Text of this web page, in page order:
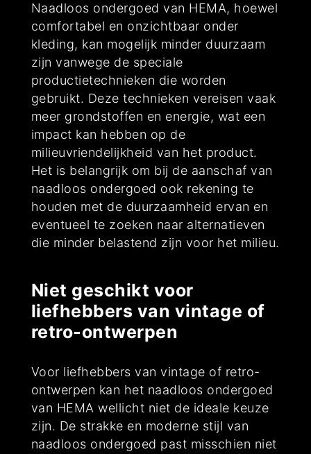
Naadloos ondergoed van HEMA, hoewel
comfortabel en onzichtbaar onder
kleding, kan mogelijk minder duurzaam
zijn vanwege de speciale
productietechnieken die worden
gebruikt. Deze technieken vereisen vaak
meer grondstoffen en energie, wat een
impact kan hebben op de
milieuvriendelijkheid van het product.
Het is belangrijk om bij de aanschaf van
naadloos ondergoed ook rekening te
houden met de duurzaamheid ervan en
eventueel te zoeken naar alternatieven
die minder belastend zijn voor het milieu.
Niet geschikt voor
liefhebbers van vintage of
retro-ontwerpen
Voor liefhebbers van vintage of retro-
ontwerpen kan het naadloos ondergoed
van HEMA wellicht niet de ideale keuze
zijn. De strakke en moderne stijl van
naadloos ondergoed past misschien niet